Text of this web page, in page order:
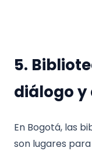
5.
diálogo
En Bogotá, las
son lugares